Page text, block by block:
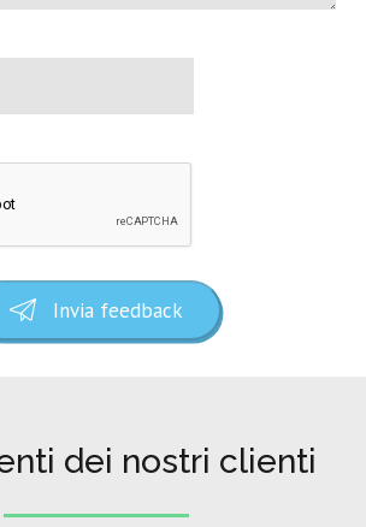
Invia feedback
dei nostri clienti